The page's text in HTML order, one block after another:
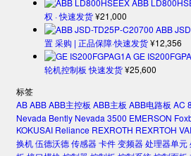
权 · 快速发货¥21,000
ABB
置 采购 | 正品保障·快速发货¥12,356
GE
轮机控制板 快速发货¥25,600
标签
ABABBABB主控板 ABB主板 ABB电路板 AC
Nevada Bently Nevada 3500 EMERSON
KOKUSAI Reliance REXROTH REXRTOH
换机伍德沃德传感器卡件变频器处理器单元